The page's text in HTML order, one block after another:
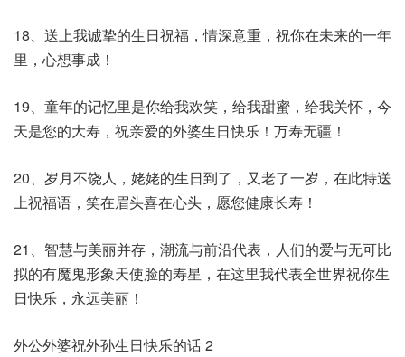
18、送上我诚挚的生日祝福，情深意重，祝你在未来的一年
里，心想事成！
19、童年的记忆里是你给我欢笑，给我甜蜜，给我关怀，今
天是您的大寿，祝亲爱的外婆生日快乐！万寿无疆！
20、岁月不饶人，姥姥的生日到了，又老了一岁，在此特送
上祝福语，笑在眉头喜在心头，愿您健康长寿！
21、智慧与美丽并存，潮流与前沿代表，人们的爱与无可比
拟的有魔鬼形象天使脸的寿星，在这里我代表全世界祝你生
日快乐，永远美丽！
外公外婆祝外孙生日快乐的话 2